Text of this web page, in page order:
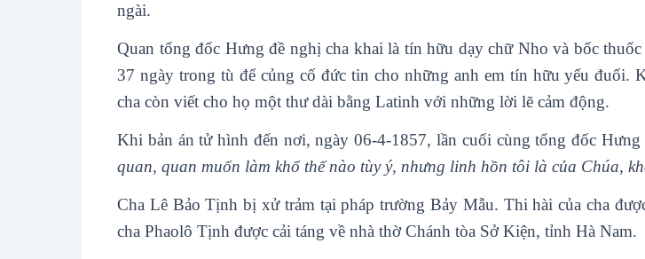
ngài.
Quan tổng đốc Hưng đề nghị cha khai là tín hữu dạy chữ Nho và bốc
37 ngày trong tù để củng cố đức tin cho những anh em tín hữu yếu đuối.
cha còn viết cho họ một thư dài bằng Latinh với những lời lẽ cảm động.
Khi bản án tử hình đến nơi, ngày 06-4-1857, lần cuối cùng tổng đốc
quan, quan muốn làm khổ thế nào tùy ý, nhưng linh hồn tôi là của Chúa,
Cha Lê Bảo Tịnh bị xử trảm tại pháp trường Bảy Mẫu. Thi hài của cha
cha Phaolô Tịnh được cải táng về nhà thờ Chánh tòa Sở Kiện, tỉnh Hà Nam.